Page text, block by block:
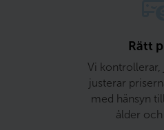
Rätt
Vi
justerar
med hänsyn
ålder och